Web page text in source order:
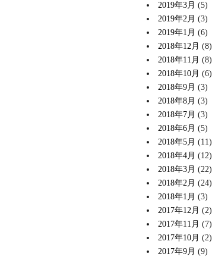
2019年3月 (5)
2019年2月 (3)
2019年1月 (6)
2018年12月 (8)
2018年11月 (8)
2018年10月 (6)
2018年9月 (3)
2018年8月 (3)
2018年7月 (3)
2018年6月 (5)
2018年5月 (11)
2018年4月 (12)
2018年3月 (22)
2018年2月 (24)
2018年1月 (3)
2017年12月 (2)
2017年11月 (7)
2017年10月 (2)
2017年9月 (9)